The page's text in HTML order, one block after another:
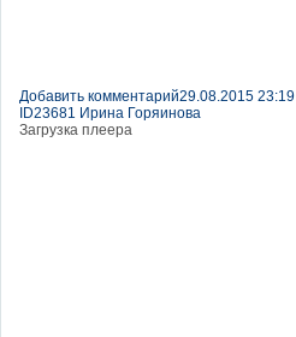
Добавить комментарий29.08.2015 23:19
ID23681 Ирина Горяинова
Загрузка плеера